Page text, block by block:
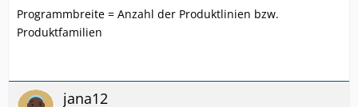
Programmbreite = Anzahl der Produktlinien bzw.
Produktfamilien
jana12